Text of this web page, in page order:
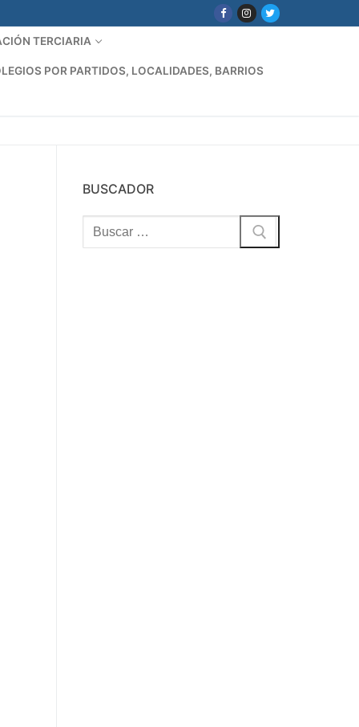
TERCIARIA
POR PARTIDOS, LOCALIDADES, BARRIOS
BUSCADOR
Buscar: